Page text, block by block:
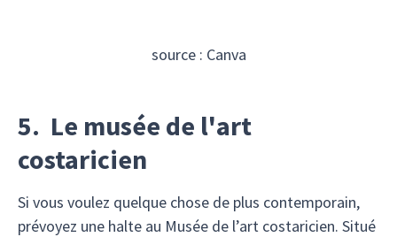
source : Canva
5. Le musée de l'art
costaricien
Si vous voulez quelque chose de plus contemporain,
prévoyez une halte au Musée de l’art costaricien. Situé